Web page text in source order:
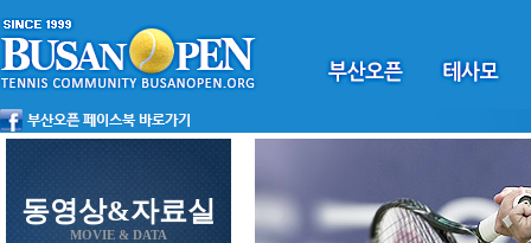
동영상&자료실
MOVIE & DATA